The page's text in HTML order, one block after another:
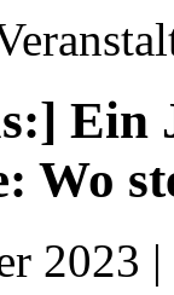
Ein
Wo
2023 |